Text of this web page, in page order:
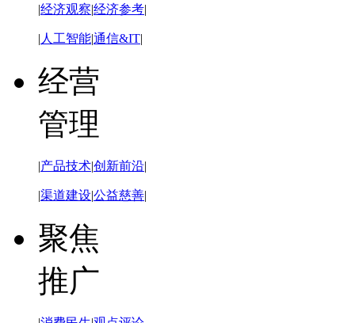
|经济观察|经济参考|
| 人工智能|通信&IT|
经营
管理
|产品技术|创新前沿|
|渠道建设|公益慈善|
聚焦
推广